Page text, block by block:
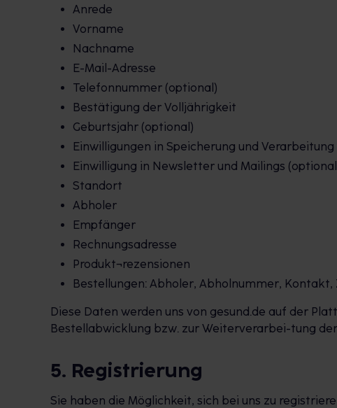
Anrede
Vorname
Nachname
E-Mail-Adresse
Telefonnummer (optional)
Bestätigung der Volljährigkeit
Geburtsjahr (optional)
Einwilligungen in Speicherung und
Einwilligung in Newsletter und Mailings
Standort
Abholer
Empfänger
Rechnungsadresse
Produkt¬rezensionen
Bestellungen: Abholer, Abholnummer, Kontakt,
Diese Daten werden uns von gesund.de auf der
Bestellabwicklung bzw. zur Weiterverarbei-tung der
5. Registrierung
Sie haben die Möglichkeit, sich bei uns zu